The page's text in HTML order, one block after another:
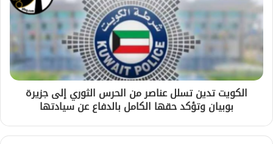
الكويت تدين تسلل عناصر من الحرس الثوري إلى جزيرة
بوبيان وتؤكد حقها الكامل بالدفاع عن سيادتها